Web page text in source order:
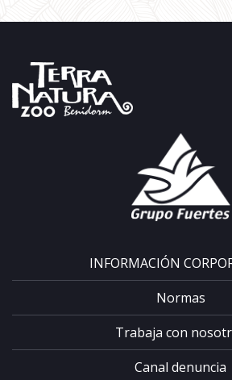
INFORMACIÓN
Normas
Trabaja con
Canal denuncia